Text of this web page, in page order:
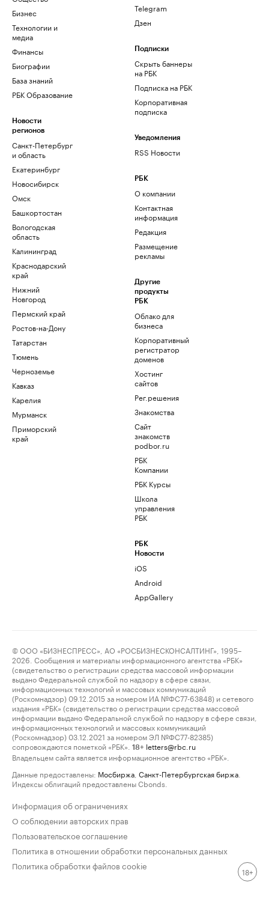
Бизнес
Технологии и
медиа
Финансы
Биографии
База знаний
РБК Образование
Новости
регионов
Санкт-Петербург
и область
Екатеринбург
Новосибирск
Омск
Башкортостан
Вологодская
область
Калининград
Краснодарский
край
Нижний
Новгород
Пермский край
Ростов-на-Дону
Татарстан
Тюмень
Черноземье
Кавказ
Карелия
Мурманск
Приморский
край
Telegram
Дзен
Подписки
Скрыть баннеры
на РБК
Подписка на РБК
Корпоративная
подписка
Уведомления
RSS Новости
РБК
О компании
Контактная
информация
Редакция
Размещение
рекламы
Другие
продукты
РБК
Облако для
бизнеса
Корпоративный
регистратор
доменов
Хостинг
сайтов
Рег.решения
Знакомства
Сайт
знакомств
podbor.ru
РБК
Компании
РБК Курсы
Школа
управления
РБК
РБК
Новости
iOS
Android
AppGallery
© ООО «БИЗНЕСПРЕСС», АО «РОСБИЗНЕСКОНСАЛТИНГ», 1995–
2026. Сообщения и материалы информационного агентства «РБК»
(свидетельство о регистрации средства массовой информации
выдано Федеральной службой по надзору в сфере связи,
информационных технологий и массовых коммуникаций
(Роскомнадзор) 09.12.2015 за номером ИА №ФС77-63848) и сетевого
издания «РБК» (свидетельство о регистрации средства массовой
информации выдано Федеральной службой по надзору в сфере связи,
информационных технологий и массовых коммуникаций
(Роскомнадзор) 03.12.2021 за номером ЭЛ №ФС77-82385)
сопровождаются пометкой «РБК».
18+ letters@rbc.ru
Владельцем сайта является информационное агентство «РБК».
Данные предоставлены: Мосбиржа Санкт-Петербургская биржа
Индексы облигаций предоставлены Cbonds.
Информация об ограничениях
О соблюдении авторских прав
Пользовательское соглашение
Политика в отношении обработки персональных данных
Политика обработки файлов cookie
18+